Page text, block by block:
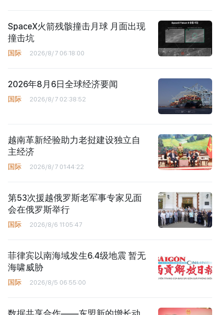
SpaceX火箭残骸撞击月球 月面出现
撞击坑
国际 2026/8/7 06:18:00
2026年8月6日全球经济要闻
国际 2026/8/7 02:38:52
越南革新经验助力老挝建设独立自
主经济
国际 2026/8/7 01:44:22
第53次援越俄罗斯老军事专家见面
会在俄罗斯举行
国际 2026/8/6 11:05:47
菲律宾以南海域发生6.4级地震 暂无
海啸威胁
国际 2026/8/5 06:55:00